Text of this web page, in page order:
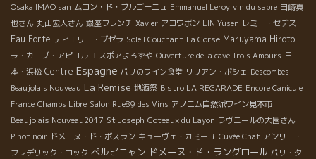
Osaka IMAO san ムロン・ド・ブルゴーニュ Emmanuel Leroy vin du sabre 田崎真
也さん 丸山宏人さん 銀座フレンチ Xavier アコワボン LIN Yusen レミー・セデス
Eau Forte ティエリー・プゼラ Soleil Couchant La Corse Maruyama Hiroto
ラ・カーブ・アピコル エスポアよろずや Ouverture de la cave Trois Amours 日
本・浜松 Centre Espagne パリのワイン食堂 リリアン・ボシェ Descombes
Beaujolais Nouveau La Remise 地酒祭 Bistro LA REGARADE Encore Canicule
France Champs Libre Salon Rue89 des Vins アノニム自然派ワイン見本市
Beaujolais Nouveau2017 St Joseph Coteaux du Layon ラヴニールの大園さん
Pinot noir ドメーヌ・ド・ボスラン キューヴェ・カミーユ Cuvée Chat アンリー・
フレデリック・ロック ペルピニャン ドメーヌ・ド・ラングロール パリ・夕